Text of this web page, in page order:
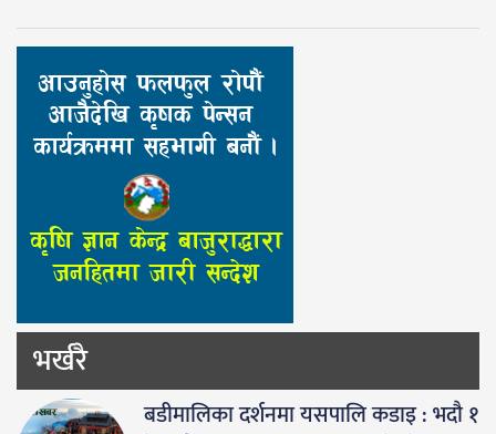
भर्खरै
बडीमालिका दर्शनमा यसपालि कडाइ : भदौ १